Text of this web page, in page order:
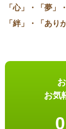
「心」・「夢」
「絆」・「あり
お気